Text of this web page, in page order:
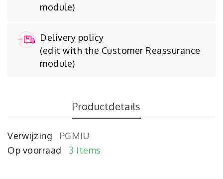
module)
Delivery policy
(edit with the Customer Reassurance
module)
Productdetails
Verwijzing
PGMIU
Op voorraad
3 Items